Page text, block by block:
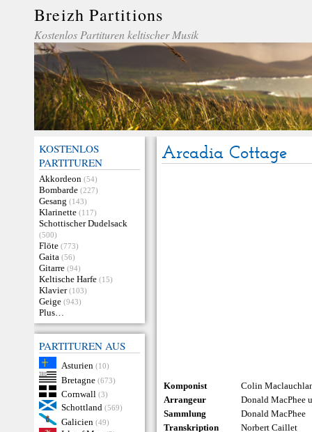
Breizh Partitions
Kostenlos Partituren keltischer Musik
KOSTENLOS
PARTITUREN
Akkordeon (54)
Bombarde (227)
Gesang (143)
Klarinette (117)
Schottischer Dudelsack
(500)
Flöte (773)
Gaita (56)
Gitarre (94)
Keltische Harfe (15)
Klavier (103)
Geige (943)
Plus…
PARTITUREN AUS
Asturien (10)
Bretagne (673)
Cornwall (3)
Schottland (569)
Galicien (49)
Arcadia Cottage
Komponist
Colin
Arrangeur
Donald MacPhee
Sammlung
Donald MacPhee
Transkription
Norbert Caillet